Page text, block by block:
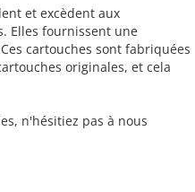
et excèdent aux
Elles fournissent une
cartouches sont fabriquées
originales, et cela
n'hésitiez pas à nous